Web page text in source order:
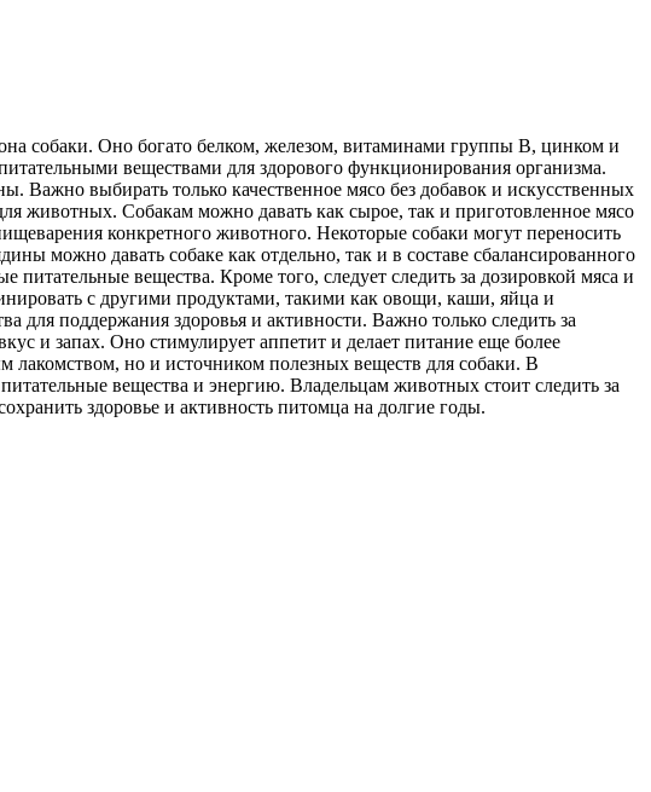
собаки. Оно богато белком, железом, витаминами группы В, цинком и
веществами для здорового функционирования организма.
выбирать только качественное мясо без добавок и искусственных
животных. Собакам можно давать как сырое, так и приготовленное мясо
конкретного животного. Некоторые собаки могут переносить
можно давать собаке как отдельно, так и в составе сбалансированного
вещества. Кроме того, следует следить за дозировкой мяса и
с другими продуктами, такими как овощи, каши, яйца и
для поддержания здоровья и активности. Важно только следить за
и запах. Оно стимулирует аппетит и делает питание еще более
лакомством, но и источником полезных веществ для собаки. В
вещества и энергию. Владельцам животных стоит следить за
здоровье и активность питомца на долгие годы.